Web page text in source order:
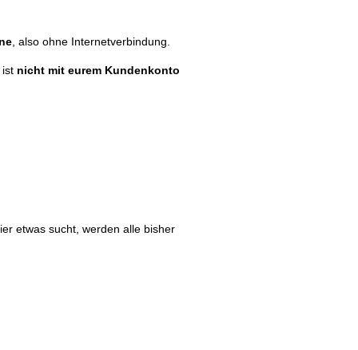
, also ohne Internetverbindung.
ist nicht mit eurem Kundenkonto
etwas sucht, werden alle bisher